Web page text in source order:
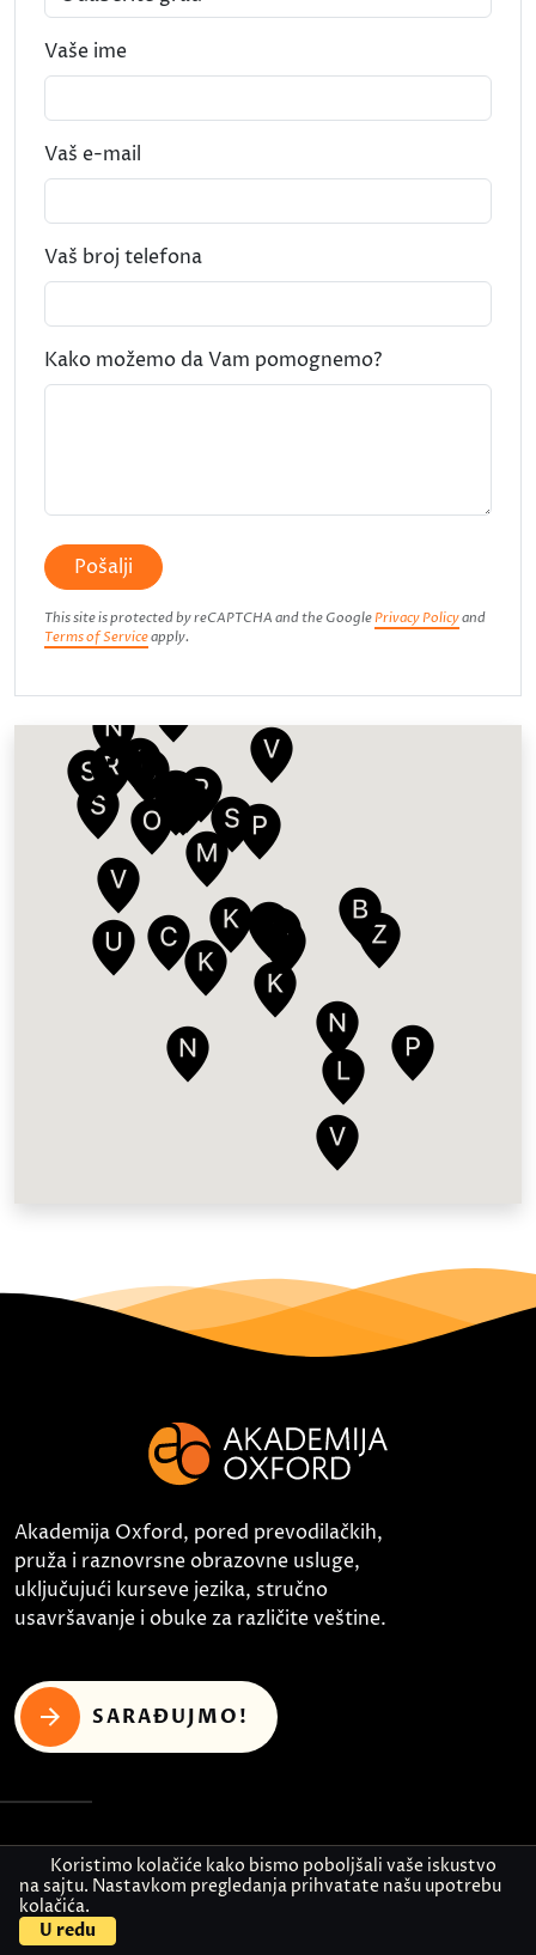
Vaše ime
Vaš e-mail
Vaš broj telefona
Kako možemo da Vam pomognemo?
Pošalji
This site is protected by reCAPTCHA and the Google Privacy Policyand
Terms of Serviceapply.
Akademija Oxford, pored prevodilačkih,
pruža i raznovrsne obrazovne usluge,
uključujući kurseve jezika, stručno
usavršavanje i obuke za različite veštine.
SARAĐUJMO!
UPOZNAJTE NAS
O nama
Koristimo kolačiće kako bismo poboljšali vaše iskustvo
na sajtu. Nastavkom pregledanja prihvatate našu upotrebu
kolačića.
U redu